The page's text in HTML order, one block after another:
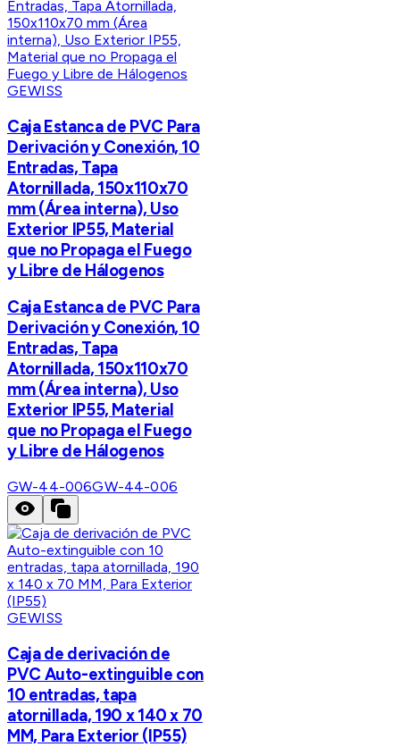
GEWISS
Caja Estanca de PVC Para
Derivación y Conexión, 10
Entradas, Tapa
Atornillada, 150x110x70
mm (Área interna), Uso
Exterior IP55, Material
que no Propaga el Fuego
y Libre de Hálogenos
Caja Estanca de PVC Para
Derivación y Conexión, 10
Entradas, Tapa
Atornillada, 150x110x70
mm (Área interna), Uso
Exterior IP55, Material
que no Propaga el Fuego
y Libre de Hálogenos
GW-44-006GW-44-006
GEWISS
Caja de derivación de
PVC Auto-extinguible con
10 entradas, tapa
atornillada, 190 x 140 x 70
MM, Para Exterior (IP55)